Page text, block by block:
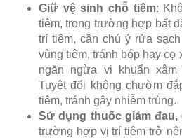
Giữ vệ sinh chỗ tiêm:
tiêm, trong trường hợp bất
trí tiêm, cần chú ý rửa
vùng tiêm, tránh bóp hay cọ
ngăn ngừa vi khuẩn xâm
Tuyệt đối không chườm
tiêm, tránh gây nhiễm trùng.
Sử dụng thuốc giảm đau,
trường hợp vị trí tiêm trở